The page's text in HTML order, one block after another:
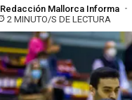
Redacción Mallorca Informa
2 MINUTO/S DE LECTURA